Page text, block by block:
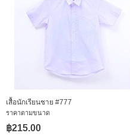
เสื้อนักเรียนชาย #777
ราคาตามขนาด
฿215.00